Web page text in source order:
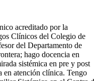
acreditado por la
Clínicos del Colegio de
del Departamento de
hago docencia en
sistémica en pre y post
en atención clínica. Tengo